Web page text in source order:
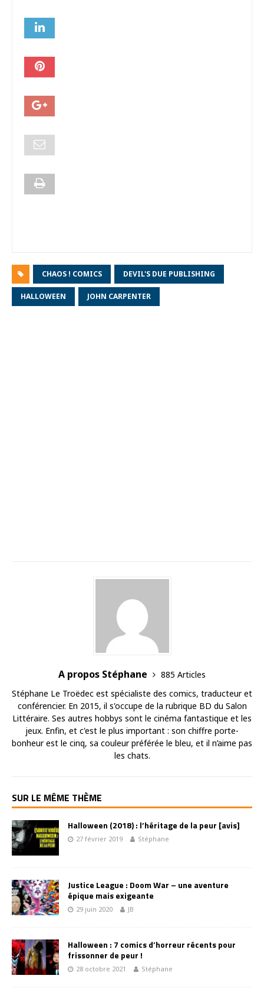
CHAOS ! COMICS DEVIL'S DUE PUBLISHING
HALLOWEEN JOHN CARPENTER
A propos Stéphane
885 Articles
Stéphane Le Troëdec est spécialiste des comics, traducteur et
conférencier. En 2015, il s'occupe de la rubrique BD du Salon
Littéraire. Ses autres hobbys sont le cinéma fantastique et les
jeux. Enfin, et c'est le plus important : son chiffre porte-
bonheur est le cinq, sa couleur préférée le bleu, et il n’aime pas
les chats.
SUR LE MÊME THÈME
Halloween (2018) : l’héritage de la peur [avis]
27 février 2019 Stéphane
Justice League : Doom War – une aventure
épique mais exigeante
29 juin 2020 JB
Halloween : 7 comics d’horreur récents pour
frissonner de peur !
28 octobre 2021 Stéphane